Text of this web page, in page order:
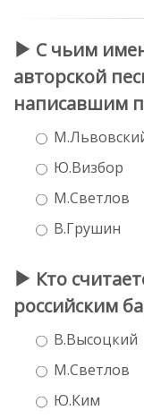
С чьим
авторской
написавшим
Ю.Визбор
М.Светлов
В.Грушин
Кто
российским
В.Высоцкий
М.Светлов
Ю.Ким